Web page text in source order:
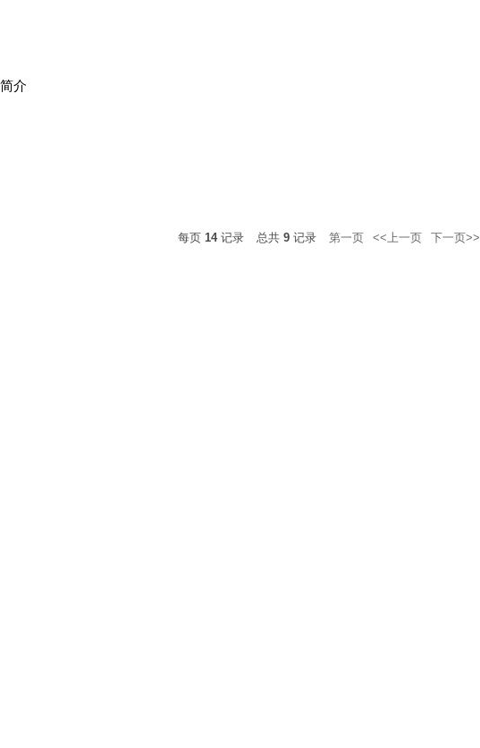
介
每页 14记录 总共 9 记录 第一页 <<上一页 下一页>>